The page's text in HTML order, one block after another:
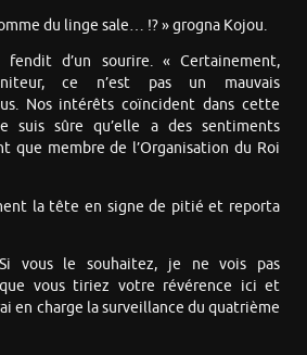
du linge sale… !? » grogna Kojou.
d’un sourire. « Certainement,
ce n’est pas un mauvais
Nos intérêts coïncident dans cette
suis sûre qu’elle a des sentiments
que membre de l’Organisation du Roi
la tête en signe de pitié et reporta
vous le souhaitez, je ne vois pas
vous tiriez votre révérence ici et
en charge la surveillance du quatrième